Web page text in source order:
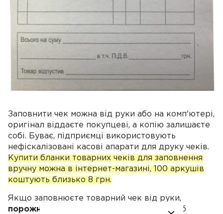
Заповнити чек можна від руки або на комп'ютері,
оригінал віддаєте покупцеві, а копію залишаєте
собі. Буває, підприємці використовують
нефіскалізовані касові апарати для друку чеків.
Купити бланки товарних чеків для заповнення
вручну можна в інтернет-магазині, 100 аркушів
коштують близько 8 грн.
Якщо заповнюєте товарний чек від руки,
порожні рядки закресліть буквою Z
, щоб